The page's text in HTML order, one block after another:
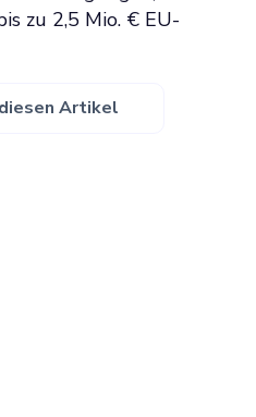
zu 2,5 Mio. € EU-
Artikel